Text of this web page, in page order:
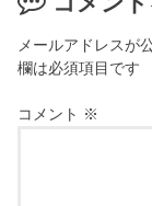
メールアドレスが
欄は必須項目です
コメント ※